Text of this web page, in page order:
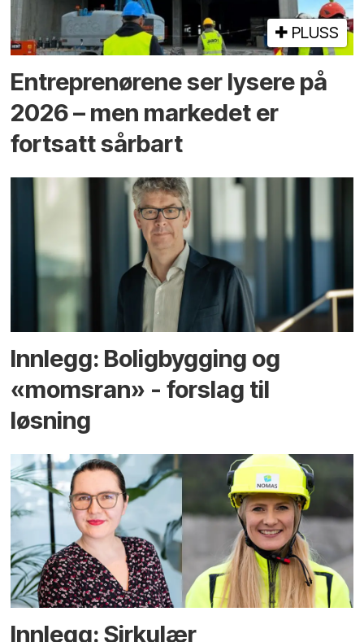
PLUSS
Entreprenørene ser lysere på
2026 – men markedet er
fortsatt sårbart
Innlegg: Boligbygging og
«momsran» - forslag til
løsning
Innlegg: Sirkulær